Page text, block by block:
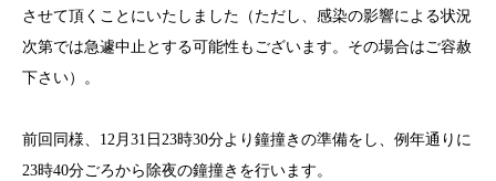
させて頂くことにいたしました（ただし、感染の影響による状況
次第では急遽中止とする可能性もございます。その場合はご容赦
下さい）。
前回同様、12月31日23時30分より鐘撞きの準備をし、例年通りに
23時40分ごろから除夜の鐘撞きを行います。